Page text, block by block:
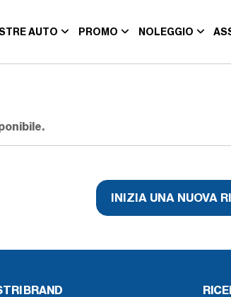
AUTO PROMO NOLEGGIO
INIZIA UNA NUOVA
BRAND